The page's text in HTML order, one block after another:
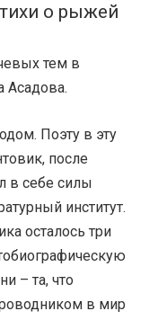
о рыжей
тем в
Асадова.
Поэту в эту
после
в себе силы
институт.
осталось три
– та, что
в мир